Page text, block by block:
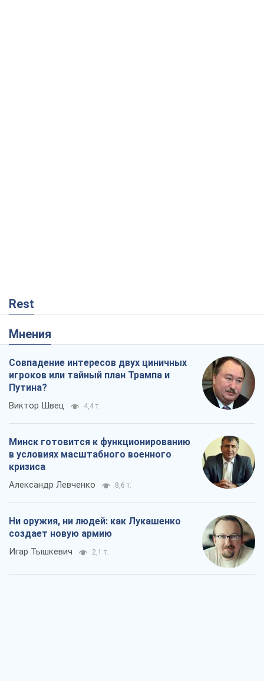
Rest
Мнения
Совпадение интересов двух циничных
игроков или тайный план Трампа и
Путина?
Виктор Швец 4,4 т.
Минск готовится к функционированию
в условиях масштабного военного
кризиса
Александр Левченко 8,6 т.
Ни оружия, ни людей: как Лукашенко
создает новую армию
Игар Тышкевич 2,1 т.